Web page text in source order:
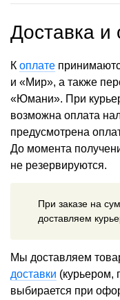
Доставка и
К оплате
и «Мир», а также
«Юмани». При
возможна оплата
предусмотрена
До момента
не резервируются.
При заказе на
доставляем
Мы доставляем
доставки (курьером,
выбирается при